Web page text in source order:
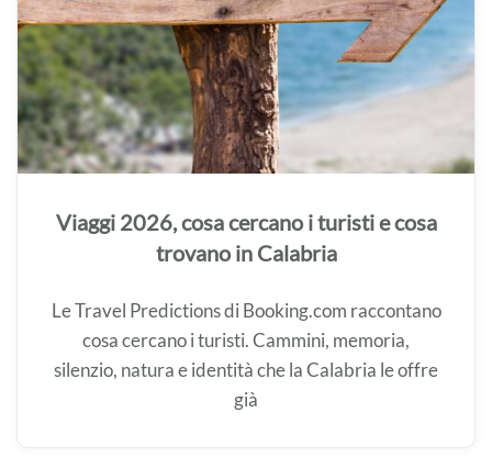
Viaggi 2026, cosa cercano i turisti e cosa
trovano in Calabria
Le Travel Predictions di Booking.com raccontano
cosa cercano i turisti. Cammini, memoria,
silenzio, natura e identità che la Calabria le offre
già